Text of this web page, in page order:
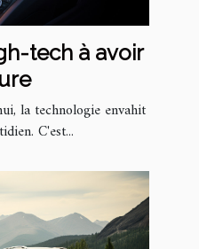
tech à avoir
la technologie envahit
C'est...